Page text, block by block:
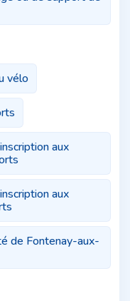
vélo
aux
aux
de Fontenay-aux-